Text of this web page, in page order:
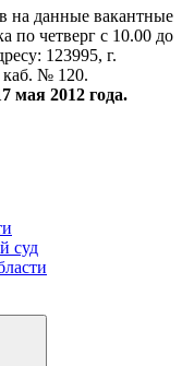
на данные вакантные
по четверг с 10.00 до
123995, г.
каб. № 120.
мая 2012 года.
суд